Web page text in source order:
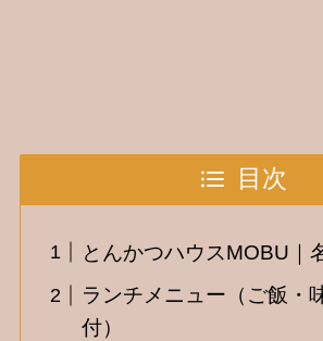
目次
とんかつハウスMOBU｜
ランチメニュー（ご飯・
付）